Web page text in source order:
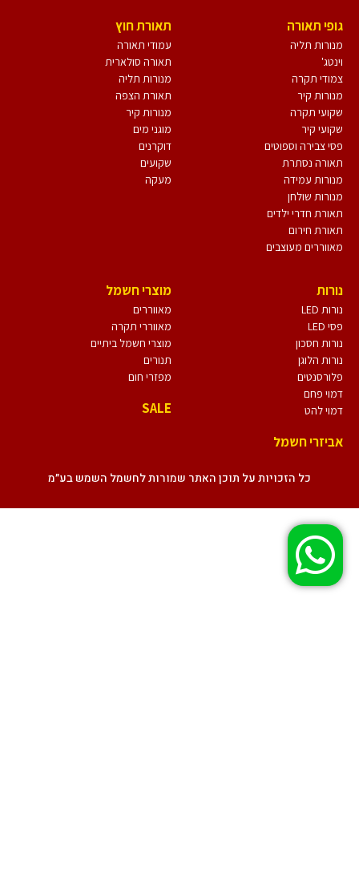
גופי תאורה
מנורות תליה
וינטג'
צמודי תקרה
מנורות קיר
שקועי תקרה
שקועי קיר
פסי צבירה וספוטים
תאורה נסתרת
מנורות עמידה
מנורות שולחן
תאורת חדרי ילדים
תאורת חירום
מאווררים מעוצבים
תאורת חוץ
עמודי תאורה
תאורה סולארית
מנורות תליה
תאורת הצפה
מנורות קיר
מוגני מים
דוקרנים
שקועים
מעקה
נורות
נורות LED
פסי LED
נורות חסכון
נורות הלוגן
פלורסנטים
דמוי פחם
דמוי להט
אביזרי חשמל
מוצרי חשמל
מאווררים
מאווררי תקרה
מוצרי חשמל ביתיים
תנורים
מפזרי חום
SALE
כל הזכויות על תוכן האתר שמורות לחשמל השמש בע״מ